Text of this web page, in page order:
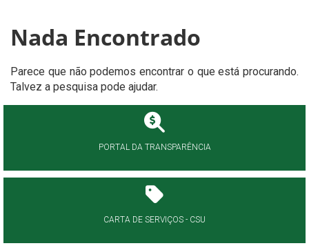
Nada Encontrado
Parece que não podemos encontrar o que está procurando.
Talvez a pesquisa pode ajudar.
PORTAL DA TRANSPARÊNCIA
CARTA DE SERVIÇOS - CSU